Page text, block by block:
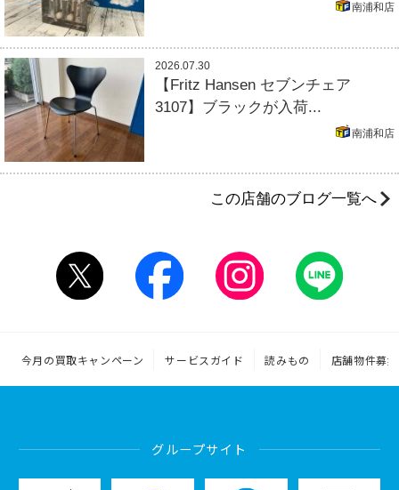
南浦和店
2026.07.30
【Fritz Hansen セブンチェア
3107】ブラックが入荷...
南浦和店
この店舗のブログ一覧へ
今月の買取キャンペーン サービスガイド 読みもの 店舗物件募集
グループサイト